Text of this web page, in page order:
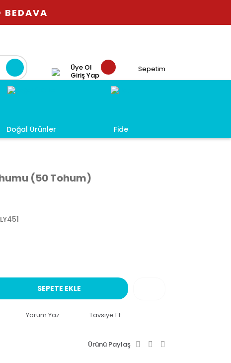
BEDAVA
Üye Ol
Giriş Yap
Sepetim
Doğal Ürünler Fide
(50 Tohum)
SEPETE EKLE
Yorum Yaz Tavsiye Et
Ürünü Paylaş